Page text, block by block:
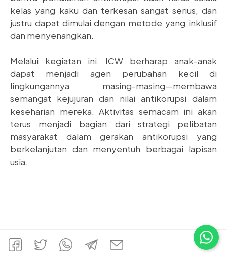
kelas yang kaku dan terkesan sangat serius, dan
justru dapat dimulai dengan metode yang inklusif
dan menyenangkan.
Melalui kegiatan ini, ICW berharap anak-anak
dapat menjadi agen perubahan kecil di
lingkungannya masing-masing—membawa
semangat kejujuran dan nilai antikorupsi dalam
keseharian mereka. Aktivitas semacam ini akan
terus menjadi bagian dari strategi pelibatan
masyarakat dalam gerakan antikorupsi yang
berkelanjutan dan menyentuh berbagai lapisan
usia.